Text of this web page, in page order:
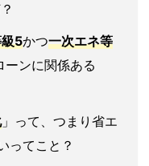
5かつ一次エネ等
ーンに関係ある
」って、つまり省エ
ってこと？